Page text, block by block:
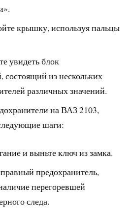
крышку, используя пальцы
увидеть блок
состоящий из нескольких
различных значений.
на ВАЗ 2103,
шаги:
и выньте ключ из замка.
предохранитель,
перегоревшей
следа.